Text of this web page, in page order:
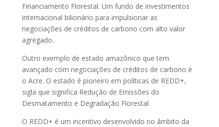
Financiamento Florestal. Um fundo de investimentos
internacional bilionário para impulsionar as
negociações de créditos de carbono com alto valor
agregado.
Outro exemplo de estado amazônico que tem
avançado com negociações de créditos de carbono é
o Acre. O estado é pioneiro em políticas de REDD+,
sigla que significa Redução de Emissões do
Desmatamento e Degradação Florestal.
O REDD+ é um incentivo desenvolvido no âmbito da